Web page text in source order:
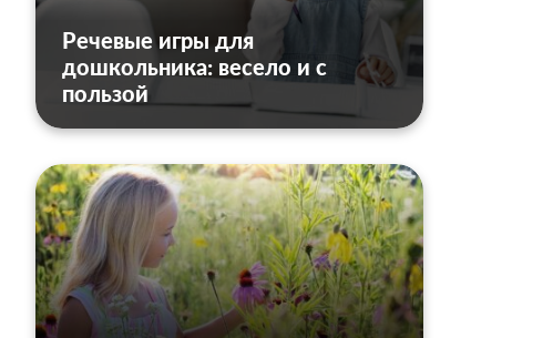
Речевые игры для
дошкольника: весело и с
пользой